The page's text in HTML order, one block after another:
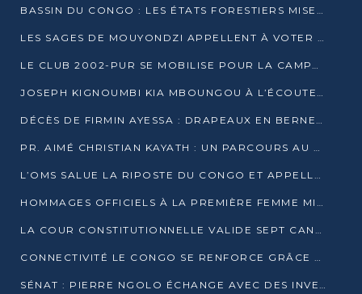
BASSIN DU CONGO : LES ÉTATS FORESTIERS MISENT SUR LES MARCHÉS CARBONE
LES SAGES DE MOUYONDZI APPELLENT À VOTER DENIS SASSOU-NGUESSO
LE CLUB 2002-PUR SE MOBILISE POUR LA CAMPAGNE
JOSEPH KIGNOUMBI KIA MBOUNGOU À L’ÉCOUTE DE TALANGAÏ
DÉCÈS DE FIRMIN AYESSA : DRAPEAUX EN BERNE LUNDI
PR. AIMÉ CHRISTIAN KAYATH : UN PARCOURS AU SERVICE DE LA RECHERCHE ET DE L’INNOVATION
L’OMS SALUE LA RIPOSTE DU CONGO ET APPELLE À DES RÉFORMES DURABLES
HOMMAGES OFFICIELS À LA PREMIÈRE FEMME MINISTRE DU CONGO
LA COUR CONSTITUTIONNELLE VALIDE SEPT CANDIDATURES POUR LA PRÉSIDENTIELLE
CONNECTIVITÉ LE CONGO SE RENFORCE GRÂCE AU CÂBLE 2AFRICA
SÉNAT : PIERRE NGOLO ÉCHANGE AVEC DES INVESTISSEURS DU NUMÉRIQUE